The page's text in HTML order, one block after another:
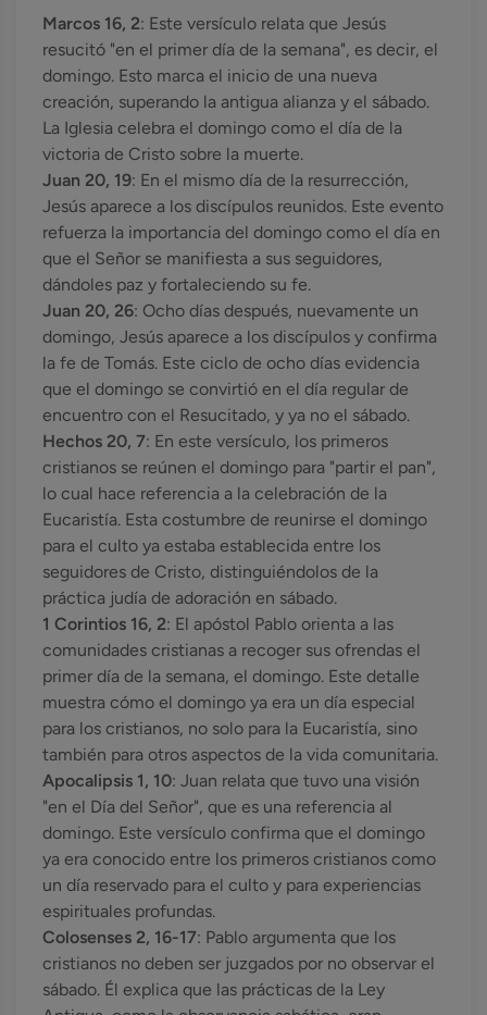
Marcos 16, 2: Este versículo relata que Jesús
resucitó "en el primer día de la semana", es decir, el
domingo. Esto marca el inicio de una nueva
creación, superando la antigua alianza y el sábado.
La Iglesia celebra el domingo como el día de la
victoria de Cristo sobre la muerte.
Juan 20, 19: En el mismo día de la resurrección,
Jesús aparece a los discípulos reunidos. Este evento
refuerza la importancia del domingo como el día en
que el Señor se manifiesta a sus seguidores,
dándoles paz y fortaleciendo su fe.
Juan 20, 26: Ocho días después, nuevamente un
domingo, Jesús aparece a los discípulos y confirma
la fe de Tomás. Este ciclo de ocho días evidencia
que el domingo se convirtió en el día regular de
encuentro con el Resucitado, y ya no el sábado.
Hechos 20, 7: En este versículo, los primeros
cristianos se reúnen el domingo para "partir el pan",
lo cual hace referencia a la celebración de la
Eucaristía. Esta costumbre de reunirse el domingo
para el culto ya estaba establecida entre los
seguidores de Cristo, distinguiéndolos de la
práctica judía de adoración en sábado.
1 Corintios 16, 2: El apóstol Pablo orienta a las
comunidades cristianas a recoger sus ofrendas el
primer día de la semana, el domingo. Este detalle
muestra cómo el domingo ya era un día especial
para los cristianos, no solo para la Eucaristía, sino
también para otros aspectos de la vida comunitaria.
Apocalipsis 1, 10: Juan relata que tuvo una visión
"en el Día del Señor", que es una referencia al
domingo. Este versículo confirma que el domingo
ya era conocido entre los primeros cristianos como
un día reservado para el culto y para experiencias
espirituales profundas.
Colosenses 2, 16-17: Pablo argumenta que los
cristianos no deben ser juzgados por no observar el
sábado. Él explica que las prácticas de la Ley